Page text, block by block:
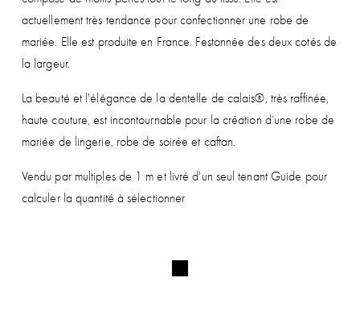
actuellement très tendance pour confectionner une robe de
mariée. Elle est produite en France. Festonnée des deux cotés de
la largeur.
La beauté et l'élégance de la dentelle de calais®, très raffinée,
haute couture, est incontournable pour la création d’une robe de
mariée de lingerie, robe de soirée et caftan.
Vendu par multiples de 1 m et livré d'un seul tenant Guide pour
calculer la quantité à sélectionner